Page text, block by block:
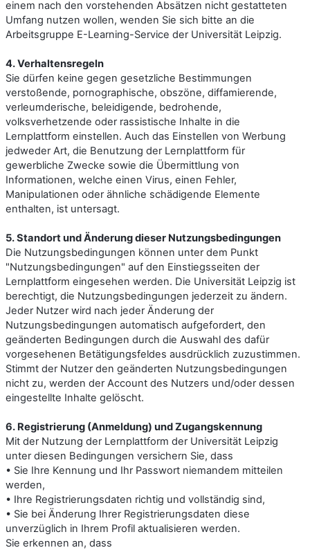
einem nach den vorstehenden Absätzen nicht gestatteten
Umfang nutzen wollen, wenden Sie sich bitte an die
Arbeitsgruppe E-Learning-Service der Universität Leipzig.
4. Verhaltensregeln
Sie dürfen keine gegen gesetzliche Bestimmungen
verstoßende, pornographische, obszöne, diffamierende,
verleumderische, beleidigende, bedrohende,
volksverhetzende oder rassistische Inhalte in die
Lernplattform einstellen. Auch das Einstellen von Werbung
jedweder Art, die Benutzung der Lernplattform für
gewerbliche Zwecke sowie die Übermittlung von
Informationen, welche einen Virus, einen Fehler,
Manipulationen oder ähnliche schädigende Elemente
enthalten, ist untersagt.
5. Standort und Änderung dieser Nutzungsbedingungen
Die Nutzungsbedingungen können unter dem Punkt
"Nutzungsbedingungen" auf den Einstiegsseiten der
Lernplattform eingesehen werden. Die Universität Leipzig ist
berechtigt, die Nutzungsbedingungen jederzeit zu ändern.
Jeder Nutzer wird nach jeder Änderung der
Nutzungsbedingungen automatisch aufgefordert, den
geänderten Bedingungen durch die Auswahl des dafür
vorgesehenen Betätigungsfeldes ausdrücklich zuzustimmen.
Stimmt der Nutzer den geänderten Nutzungsbedingungen
nicht zu, werden der Account des Nutzers und/oder dessen
eingestellte Inhalte gelöscht.
6. Registrierung (Anmeldung) und Zugangskennung
Mit der Nutzung der Lernplattform der Universität Leipzig
unter diesen Bedingungen versichern Sie, dass
• Sie Ihre Kennung und Ihr Passwort niemandem mitteilen
werden,
• Ihre Registrierungsdaten richtig und vollständig sind,
• Sie bei Änderung Ihrer Registrierungsdaten diese
unverzüglich in Ihrem Profil aktualisieren werden.
Sie erkennen an, dass